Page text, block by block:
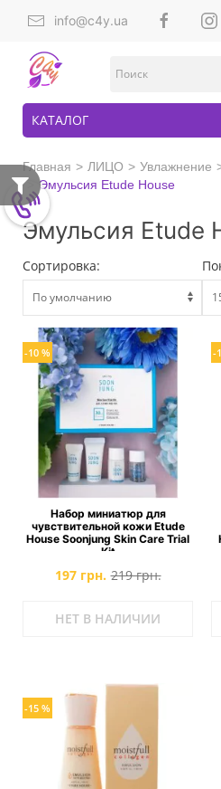
info@c4y.ua
КАТАЛОГ
Главная ЛИЦО Увлажнение
Эмульсия Etude House
Эмульсия Etude
Сортировка:
-10 %
Набор миниатюр для
чувствительной кожи Etude
House Soonjung Skin Care Trial
Kit
197 грн. 219 грн.
НЕТ В НАЛИЧИИ
-
-15 %